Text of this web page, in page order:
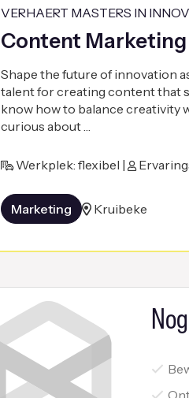
VERHAERT MASTERS IN
Content
Shape the future of innovation
talent for creating content that
know how to balance creativity
curious about …
Werkplek: flexibel |
Marketing Kruibeke